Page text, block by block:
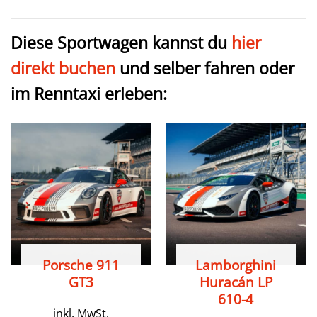
Diese Sportwagen kannst du hier
direkt buchen und selber fahren oder
im Renntaxi erleben:
Porsche 911
GT3
inkl. MwSt.
Lamborghini
Huracán LP
610-4